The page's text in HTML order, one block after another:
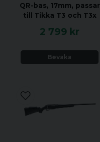
QR-bas, 17mm, passar
till Tikka T3 och T3x
2 799 kr
Bevaka